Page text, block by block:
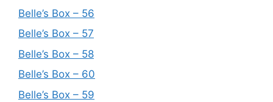
Belle’s Box – 56
Belle’s Box – 57
Belle’s Box – 58
Belle’s Box – 60
Belle’s Box – 59